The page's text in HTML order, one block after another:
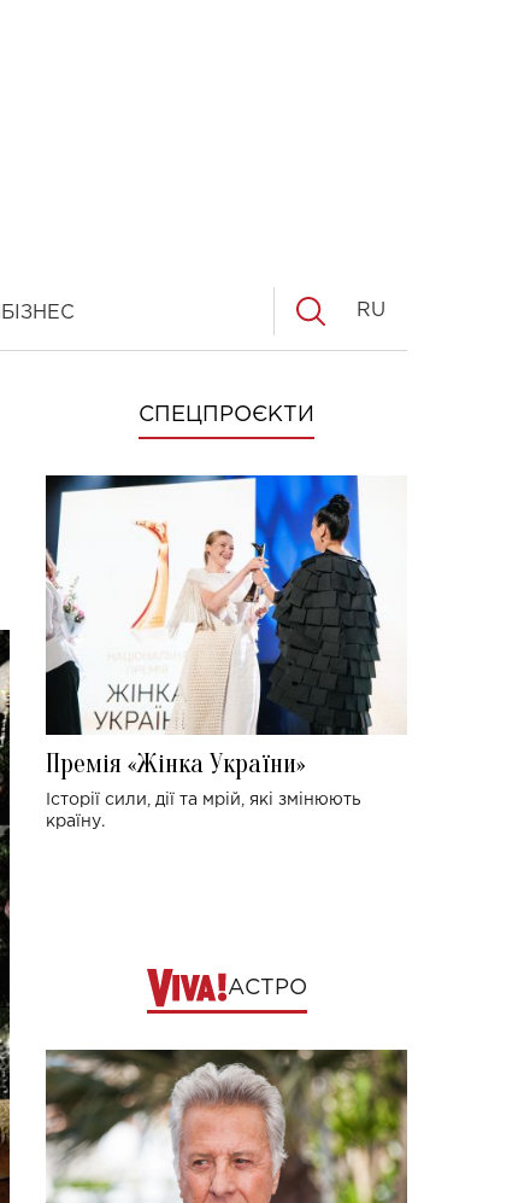
БІЗНЕС RU
СПЕЦПРОЄКТИ
Премія «Жінка України»
Історії сили, дії та мрій, які змінюють
країну.
АСТРО